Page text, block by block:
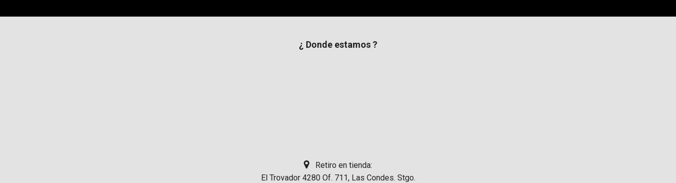
¿ Donde estamos ?
Retiro en tienda:
El Trovador 4280 Of. 711, Las Condes. Stgo.